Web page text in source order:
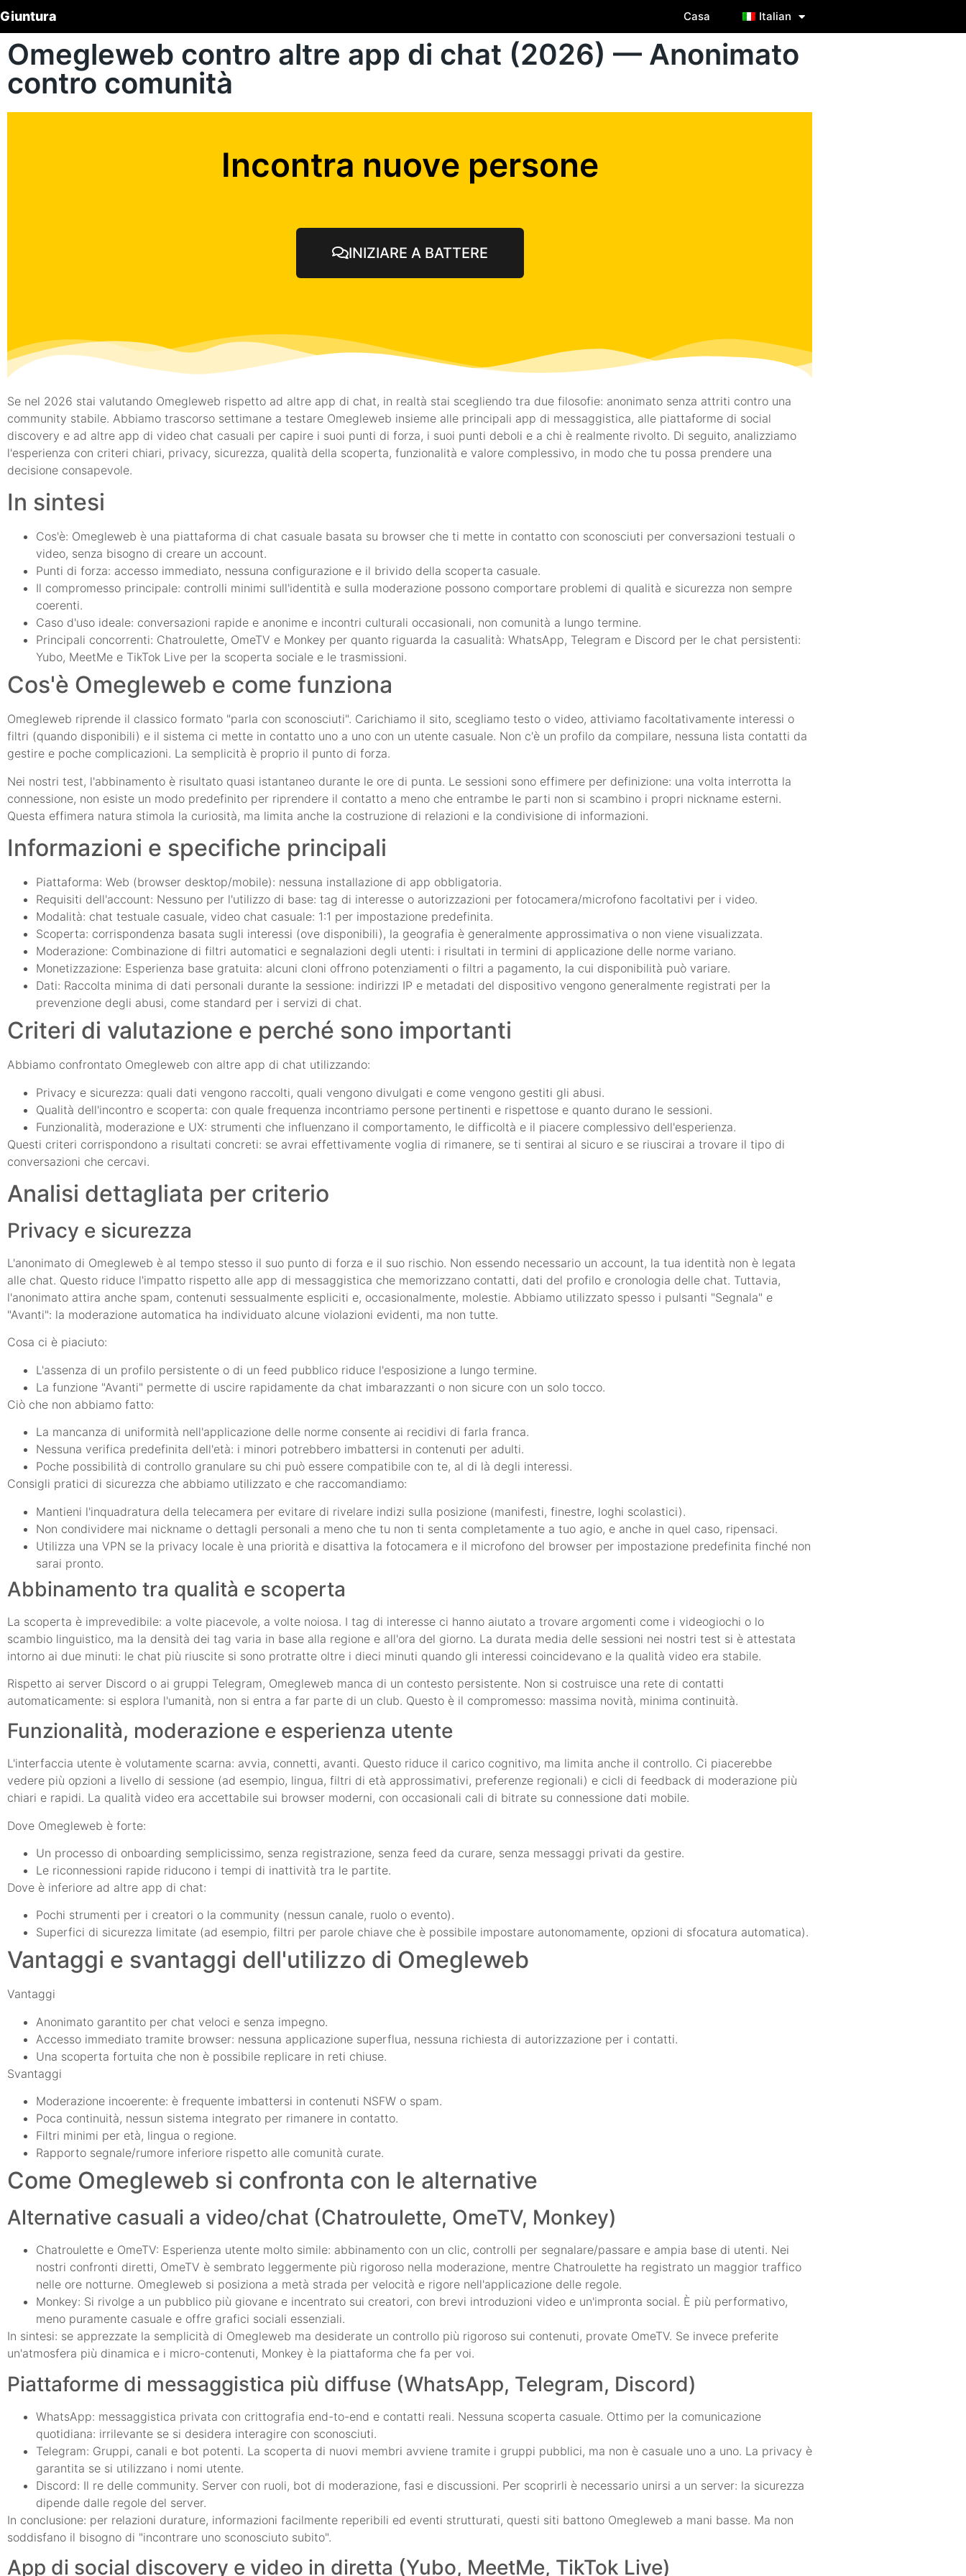
Giuntura Casa Italian
Omegleweb contro altre app di chat (2026) — Anonimato
contro comunità
Incontra nuove persone
INIZIARE A BATTERE
Se nel 2026 stai valutando Omegleweb rispetto ad altre app di chat, in realtà stai scegliendo tra due filosofie: anonimato senza attriti contro una
community stabile. Abbiamo trascorso settimane a testare Omegleweb insieme alle principali app di messaggistica, alle piattaforme di social
discovery e ad altre app di video chat casuali per capire i suoi punti di forza, i suoi punti deboli e a chi è realmente rivolto. Di seguito, analizziamo
l'esperienza con criteri chiari, privacy, sicurezza, qualità della scoperta, funzionalità e valore complessivo, in modo che tu possa prendere una
decisione consapevole.
In sintesi
Cos'è: Omegleweb è una piattaforma di chat casuale basata su browser che ti mette in contatto con sconosciuti per conversazioni testuali o
video, senza bisogno di creare un account.
Punti di forza: accesso immediato, nessuna configurazione e il brivido della scoperta casuale.
Il compromesso principale: controlli minimi sull'identità e sulla moderazione possono comportare problemi di qualità e sicurezza non sempre
coerenti.
Caso d'uso ideale: conversazioni rapide e anonime e incontri culturali occasionali, non comunità a lungo termine.
Principali concorrenti: Chatroulette, OmeTV e Monkey per quanto riguarda la casualità: WhatsApp, Telegram e Discord per le chat persistenti:
Yubo, MeetMe e TikTok Live per la scoperta sociale e le trasmissioni.
Cos'è Omegleweb e come funziona
Omegleweb riprende il classico formato "parla con sconosciuti". Carichiamo il sito, scegliamo testo o video, attiviamo facoltativamente interessi o
filtri (quando disponibili) e il sistema ci mette in contatto uno a uno con un utente casuale. Non c'è un profilo da compilare, nessuna lista contatti da
gestire e poche complicazioni. La semplicità è proprio il punto di forza.
Nei nostri test, l'abbinamento è risultato quasi istantaneo durante le ore di punta. Le sessioni sono effimere per definizione: una volta interrotta la
connessione, non esiste un modo predefinito per riprendere il contatto a meno che entrambe le parti non si scambino i propri nickname esterni.
Questa effimera natura stimola la curiosità, ma limita anche la costruzione di relazioni e la condivisione di informazioni.
Informazioni e specifiche principali
Piattaforma: Web (browser desktop/mobile): nessuna installazione di app obbligatoria.
Requisiti dell'account: Nessuno per l'utilizzo di base: tag di interesse o autorizzazioni per fotocamera/microfono facoltativi per i video.
Modalità: chat testuale casuale, video chat casuale: 1:1 per impostazione predefinita.
Scoperta: corrispondenza basata sugli interessi (ove disponibili), la geografia è generalmente approssimativa o non viene visualizzata.
Moderazione: Combinazione di filtri automatici e segnalazioni degli utenti: i risultati in termini di applicazione delle norme variano.
Monetizzazione: Esperienza base gratuita: alcuni cloni offrono potenziamenti o filtri a pagamento, la cui disponibilità può variare.
Dati: Raccolta minima di dati personali durante la sessione: indirizzi IP e metadati del dispositivo vengono generalmente registrati per la
prevenzione degli abusi, come standard per i servizi di chat.
Criteri di valutazione e perché sono importanti
Abbiamo confrontato Omegleweb con altre app di chat utilizzando:
Privacy e sicurezza: quali dati vengono raccolti, quali vengono divulgati e come vengono gestiti gli abusi.
Qualità dell'incontro e scoperta: con quale frequenza incontriamo persone pertinenti e rispettose e quanto durano le sessioni.
Funzionalità, moderazione e UX: strumenti che influenzano il comportamento, le difficoltà e il piacere complessivo dell'esperienza.
Questi criteri corrispondono a risultati concreti: se avrai effettivamente voglia di rimanere, se ti sentirai al sicuro e se riuscirai a trovare il tipo di
conversazioni che cercavi.
Analisi dettagliata per criterio
Privacy e sicurezza
L'anonimato di Omegleweb è al tempo stesso il suo punto di forza e il suo rischio. Non essendo necessario un account, la tua identità non è legata
alle chat. Questo riduce l'impatto rispetto alle app di messaggistica che memorizzano contatti, dati del profilo e cronologia delle chat. Tuttavia,
l'anonimato attira anche spam, contenuti sessualmente espliciti e, occasionalmente, molestie. Abbiamo utilizzato spesso i pulsanti "Segnala" e
"Avanti": la moderazione automatica ha individuato alcune violazioni evidenti, ma non tutte.
Cosa ci è piaciuto:
L'assenza di un profilo persistente o di un feed pubblico riduce l'esposizione a lungo termine.
La funzione "Avanti" permette di uscire rapidamente da chat imbarazzanti o non sicure con un solo tocco.
Ciò che non abbiamo fatto:
La mancanza di uniformità nell'applicazione delle norme consente ai recidivi di farla franca.
Nessuna verifica predefinita dell'età: i minori potrebbero imbattersi in contenuti per adulti.
Poche possibilità di controllo granulare su chi può essere compatibile con te, al di là degli interessi.
Consigli pratici di sicurezza che abbiamo utilizzato e che raccomandiamo:
Mantieni l'inquadratura della telecamera per evitare di rivelare indizi sulla posizione (manifesti, finestre, loghi scolastici).
Non condividere mai nickname o dettagli personali a meno che tu non ti senta completamente a tuo agio, e anche in quel caso, ripensaci.
Utilizza una VPN se la privacy locale è una priorità e disattiva la fotocamera e il microfono del browser per impostazione predefinita finché non
sarai pronto.
Abbinamento tra qualità e scoperta
La scoperta è imprevedibile: a volte piacevole, a volte noiosa. I tag di interesse ci hanno aiutato a trovare argomenti come i videogiochi o lo
scambio linguistico, ma la densità dei tag varia in base alla regione e all'ora del giorno. La durata media delle sessioni nei nostri test si è attestata
intorno ai due minuti: le chat più riuscite si sono protratte oltre i dieci minuti quando gli interessi coincidevano e la qualità video era stabile.
Rispetto ai server Discord o ai gruppi Telegram, Omegleweb manca di un contesto persistente. Non si costruisce una rete di contatti
automaticamente: si esplora l'umanità, non si entra a far parte di un club. Questo è il compromesso: massima novità, minima continuità.
Funzionalità, moderazione e esperienza utente
L'interfaccia utente è volutamente scarna: avvia, connetti, avanti. Questo riduce il carico cognitivo, ma limita anche il controllo. Ci piacerebbe
vedere più opzioni a livello di sessione (ad esempio, lingua, filtri di età approssimativi, preferenze regionali) e cicli di feedback di moderazione più
chiari e rapidi. La qualità video era accettabile sui browser moderni, con occasionali cali di bitrate su connessione dati mobile.
Dove Omegleweb è forte:
Un processo di onboarding semplicissimo, senza registrazione, senza feed da curare, senza messaggi privati da gestire.
Le riconnessioni rapide riducono i tempi di inattività tra le partite.
Dove è inferiore ad altre app di chat:
Pochi strumenti per i creatori o la community (nessun canale, ruolo o evento).
Superfici di sicurezza limitate (ad esempio, filtri per parole chiave che è possibile impostare autonomamente, opzioni di sfocatura automatica).
Vantaggi e svantaggi dell'utilizzo di Omegleweb
Vantaggi
Anonimato garantito per chat veloci e senza impegno.
Accesso immediato tramite browser: nessuna applicazione superflua, nessuna richiesta di autorizzazione per i contatti.
Una scoperta fortuita che non è possibile replicare in reti chiuse.
Svantaggi
Moderazione incoerente: è frequente imbattersi in contenuti NSFW o spam.
Poca continuità, nessun sistema integrato per rimanere in contatto.
Filtri minimi per età, lingua o regione.
Rapporto segnale/rumore inferiore rispetto alle comunità curate.
Come Omegleweb si confronta con le alternative
Alternative casuali a video/chat (Chatroulette, OmeTV, Monkey)
Chatroulette e OmeTV: Esperienza utente molto simile: abbinamento con un clic, controlli per segnalare/passare e ampia base di utenti. Nei
nostri confronti diretti, OmeTV è sembrato leggermente più rigoroso nella moderazione, mentre Chatroulette ha registrato un maggior traffico
nelle ore notturne. Omegleweb si posiziona a metà strada per velocità e rigore nell'applicazione delle regole.
Monkey: Si rivolge a un pubblico più giovane e incentrato sui creatori, con brevi introduzioni video e un'impronta social. È più performativo,
meno puramente casuale e offre grafici sociali essenziali.
In sintesi: se apprezzate la semplicità di Omegleweb ma desiderate un controllo più rigoroso sui contenuti, provate OmeTV. Se invece preferite
un'atmosfera più dinamica e i micro-contenuti, Monkey è la piattaforma che fa per voi.
Piattaforme di messaggistica più diffuse (WhatsApp, Telegram, Discord)
WhatsApp: messaggistica privata con crittografia end-to-end e contatti reali. Nessuna scoperta casuale. Ottimo per la comunicazione
quotidiana: irrilevante se si desidera interagire con sconosciuti.
Telegram: Gruppi, canali e bot potenti. La scoperta di nuovi membri avviene tramite i gruppi pubblici, ma non è casuale uno a uno. La privacy è
garantita se si utilizzano i nomi utente.
Discord: Il re delle community. Server con ruoli, bot di moderazione, fasi e discussioni. Per scoprirli è necessario unirsi a un server: la sicurezza
dipende dalle regole del server.
In conclusione: per relazioni durature, informazioni facilmente reperibili ed eventi strutturati, questi siti battono Omegleweb a mani basse. Ma non
soddisfano il bisogno di "incontrare uno sconosciuto subito".
App di social discovery e video in diretta (Yubo, MeetMe, TikTok Live)